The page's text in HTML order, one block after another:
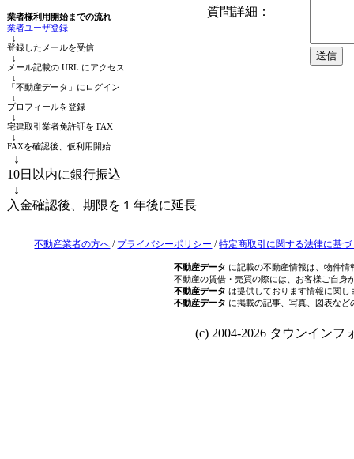
業者様利用開始までの流れ
業者ユーザ登録
↓
登録したメールを受信
↓
メール記載の URL にアクセス
↓
「不動産データ」にログイン
↓
プロフィールを登録
↓
宅建取引業者免許証を FAX
↓
FAXを確認後、仮利用開始
↓
10日以内に銀行振込
↓
入金確認後、期限を１年後に延長
質問詳細：
不動産業者の方へ / プライバシーポリシー /特定商取引に関する法律に基
不動産データ に記載の不動産情報は、物件
不動産の賃借・売買の際には、お客様ご自身
不動産データ は提供しております情報に関し
不動産データ に掲載の記事、写真、図表な
(c) 2004-2026 タウンインフ